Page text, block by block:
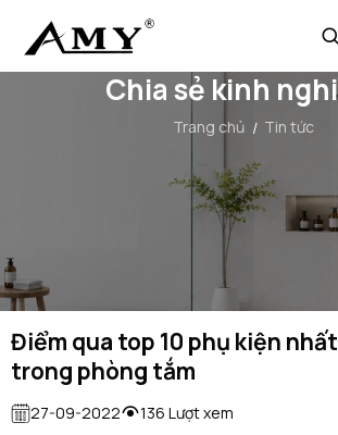
Chia sẻ kinh
Trang chủ Tin tức
Điểm qua top 10 phụ kiện
trong phòng tắm
27-09-2022 136 Lượt xem